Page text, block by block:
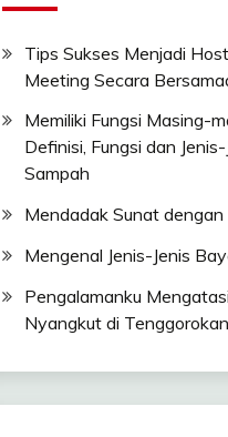
Tips Sukses Menjadi
Meeting Secara
Memiliki Fungsi Masing-
Definisi, Fungsi dan
Sampah
Mendadak Sunat
Mengenal Jenis-Jenis
Pengalamanku
Nyangkut di Tenggorokan